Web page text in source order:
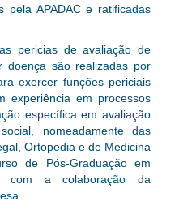
pela APADAC e ratificadas
pericias de avaliação de
doença são realizadas por
exercer funções periciais
experiência em processos
específica em avaliação
nomeadamente das
Ortopedia e de Medicina
de Pós-Graduação em
com a colaboração da